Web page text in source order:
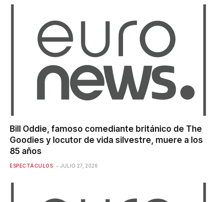
Bill Oddie, famoso comediante británico de The
Goodies y locutor de vida silvestre, muere a los
85 años
ESPECTÁCULOS JULIO 27, 2026